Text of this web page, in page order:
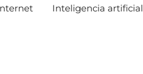
Inteligencia artificial